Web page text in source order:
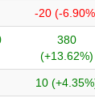
-20 (-
380
(+13.62%)
10